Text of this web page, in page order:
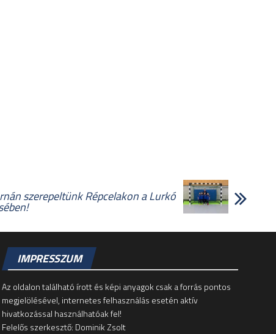
szerepeltünk Répcelakon a Lurkó
IMPRESSZUM
Az oldalon található írott és képi anyagok csak a forrás pontos
megjelölésével, internetes felhasználás esetén aktív
hivatkozással használhatóak fel!
Felelős szerkesztő: Dominik Zsolt